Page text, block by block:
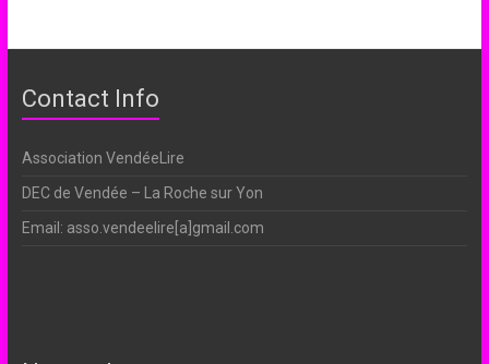
Contact Info
Association VendéeLire
DEC de Vendée – La Roche sur Yon
Email: asso.vendeelire[a]gmail.com